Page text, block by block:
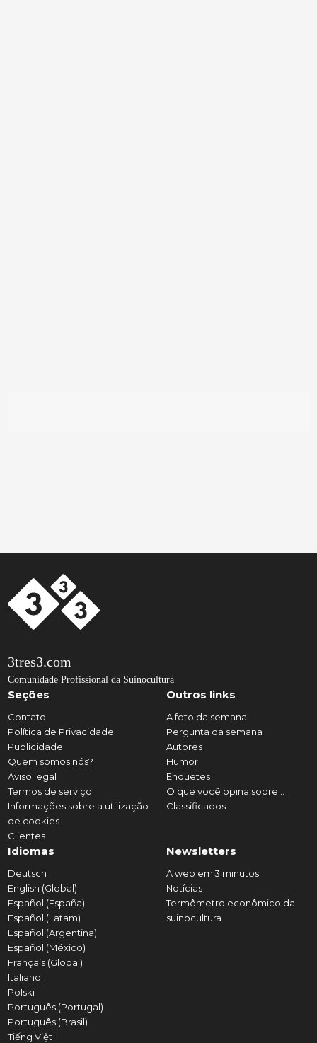
3tres3.com
Comunidade Profissional da Suinocultura
Seções
Contato
Política de Privacidade
Publicidade
Quem somos nós?
Aviso legal
Termos de serviço
Informações sobre a utilização
de cookies
Clientes
Outros links
A foto da semana
Pergunta da semana
Autores
Humor
Enquetes
O que você opina sobre...
Classificados
Idiomas
Deutsch
English (Global)
Español (España)
Español (Latam)
Español (Argentina)
Español (México)
Français (Global)
Italiano
Polski
Português (Portugal)
Português (Brasil)
Tiếng Việt
Newsletters
A web em 3 minutos
Notícias
Termômetro econômico da
suinocultura